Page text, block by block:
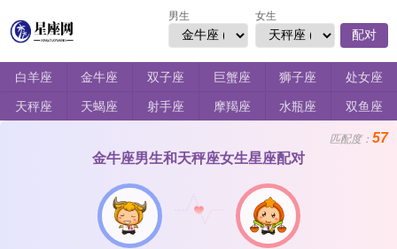
男生 女生
配对
白羊座 金牛座 双子座 巨蟹座 狮子座 处女座
天秤座 天蝎座 射手座 摩羯座 水瓶座 双鱼座
匹配度： 57
金牛座男生和天秤座女生星座配对